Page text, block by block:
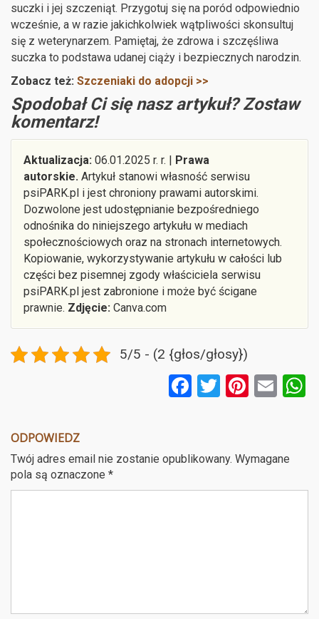
suczki i jej szczeniąt. Przygotuj się na poród odpowiednio
wcześnie, a w razie jakichkolwiek wątpliwości skonsultuj
się z weterynarzem. Pamiętaj, że zdrowa i szczęśliwa
suczka to podstawa udanej ciąży i bezpiecznych narodzin.
Zobacz też: Szczeniaki do adopcji >>
Spodobał Ci się nasz artykuł? Zostaw
komentarz!
Aktualizacja: 06.01.2025 r. r. | Prawa
autorskie. Artykuł stanowi własność serwisu
psiPARK.pl i jest chroniony prawami autorskimi.
Dozwolone jest udostępnianie bezpośredniego
odnośnika do niniejszego artykułu w mediach
społecznościowych oraz na stronach internetowych.
Kopiowanie, wykorzystywanie artykułu w całości lub
części bez pisemnej zgody właściciela serwisu
psiPARK.pl jest zabronione i może być ścigane
prawnie. Zdjęcie: Canva.com
5/5 - (2 {głos/głosy})
F
b
o
T
er
Pi
es
E
ODPOWIEDZ
Twój adres email nie zostanie opublikowany. Wymagane
pola są oznaczone *